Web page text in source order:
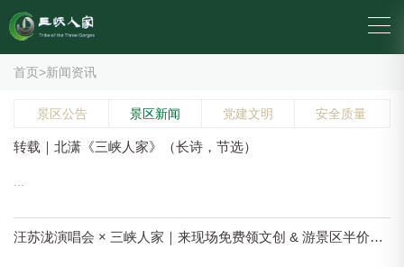
首页>新闻资讯
景区公告 景区新闻 党建文明 安全质量
转载｜北潇《三峡人家》（长诗，节选）
汪苏泷演唱会 × 三峡人家｜来现场免费领文创 & 游景区半价优惠！速冲！